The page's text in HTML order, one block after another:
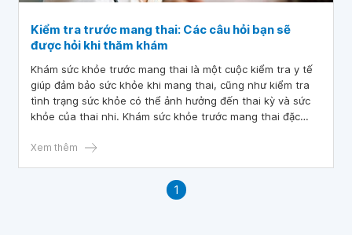
Kiểm tra trước mang thai: Các câu hỏi bạn sẽ
được hỏi khi thăm khám
Khám sức khỏe trước mang thai là một cuộc kiểm tra y tế
giúp đảm bảo sức khỏe khi mang thai, cũng như kiểm tra
tình trạng sức khỏe có thể ảnh hưởng đến thai kỳ và sức
khỏe của thai nhi. Khám sức khỏe trước mang thai đặc
sinh, sẩy thai hoặc thai chết lưu.
Xem thêm
1